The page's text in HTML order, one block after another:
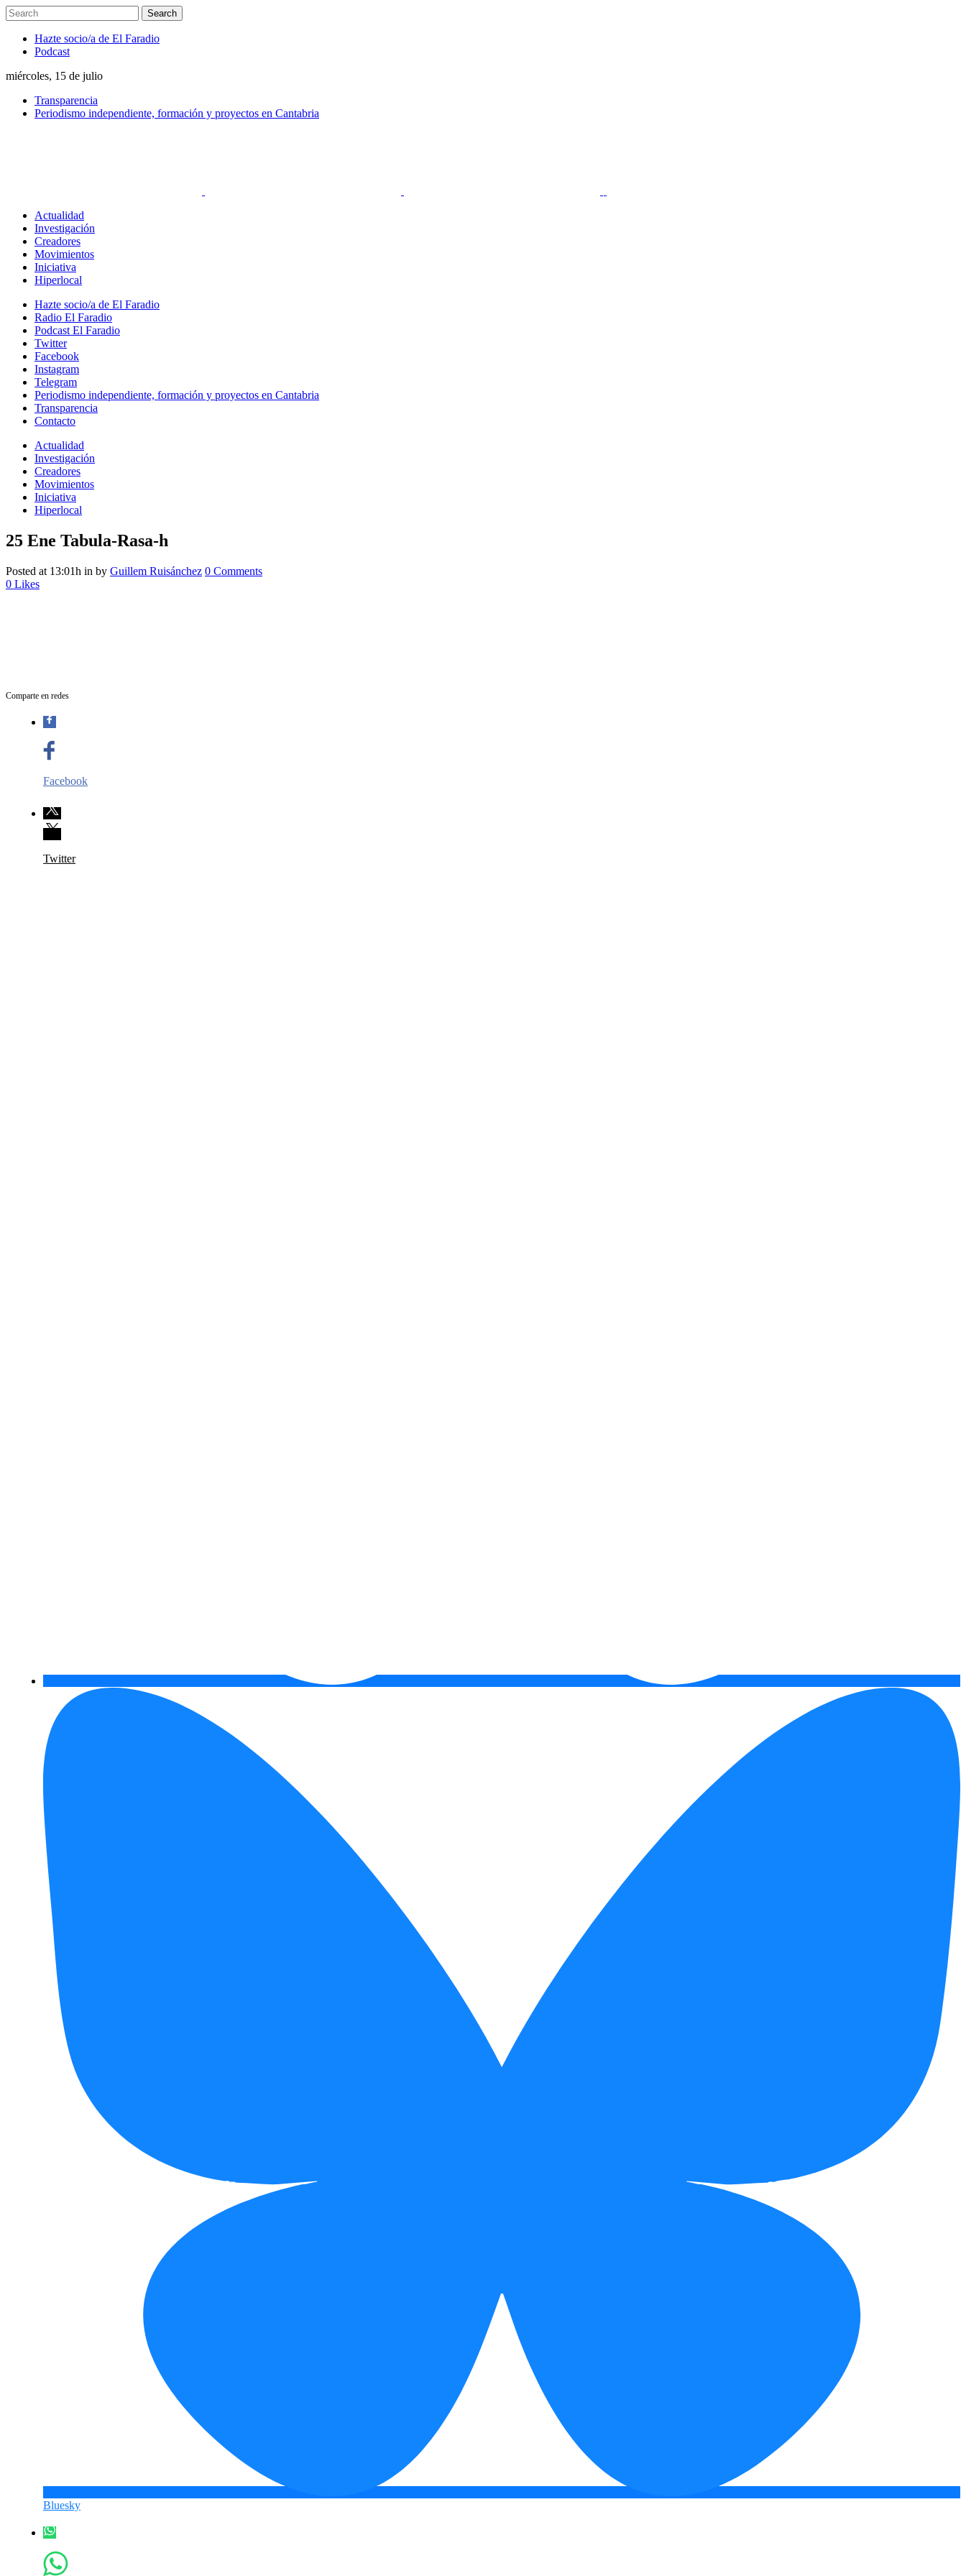
Hazte socio/a de El Faradio
Podcast
miércoles, 15 de julio
Transparencia
Periodismo independiente, formación y proyectos en Cantabria
Actualidad
Investigación
Creadores
Movimientos
Iniciativa
Hiperlocal
Hazte socio/a de El Faradio
Radio El Faradio
Podcast El Faradio
Twitter
Facebook
Instagram
Telegram
Periodismo independiente, formación y proyectos en Cantabria
Transparencia
Contacto
Actualidad
Investigación
Creadores
Movimientos
Iniciativa
Hiperlocal
25 Ene Tabula-Rasa-h
Posted at 13:01h in by Guillem Ruisánchez 0 Comments
0 Likes
Comparte en redes
Facebook
Twitter
Bluesky